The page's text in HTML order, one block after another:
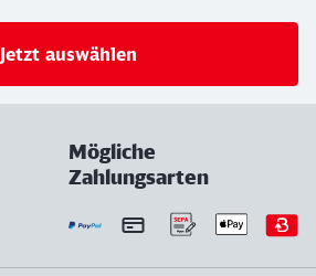
Jetzt auswählen
Mögliche
Zahlungsarten